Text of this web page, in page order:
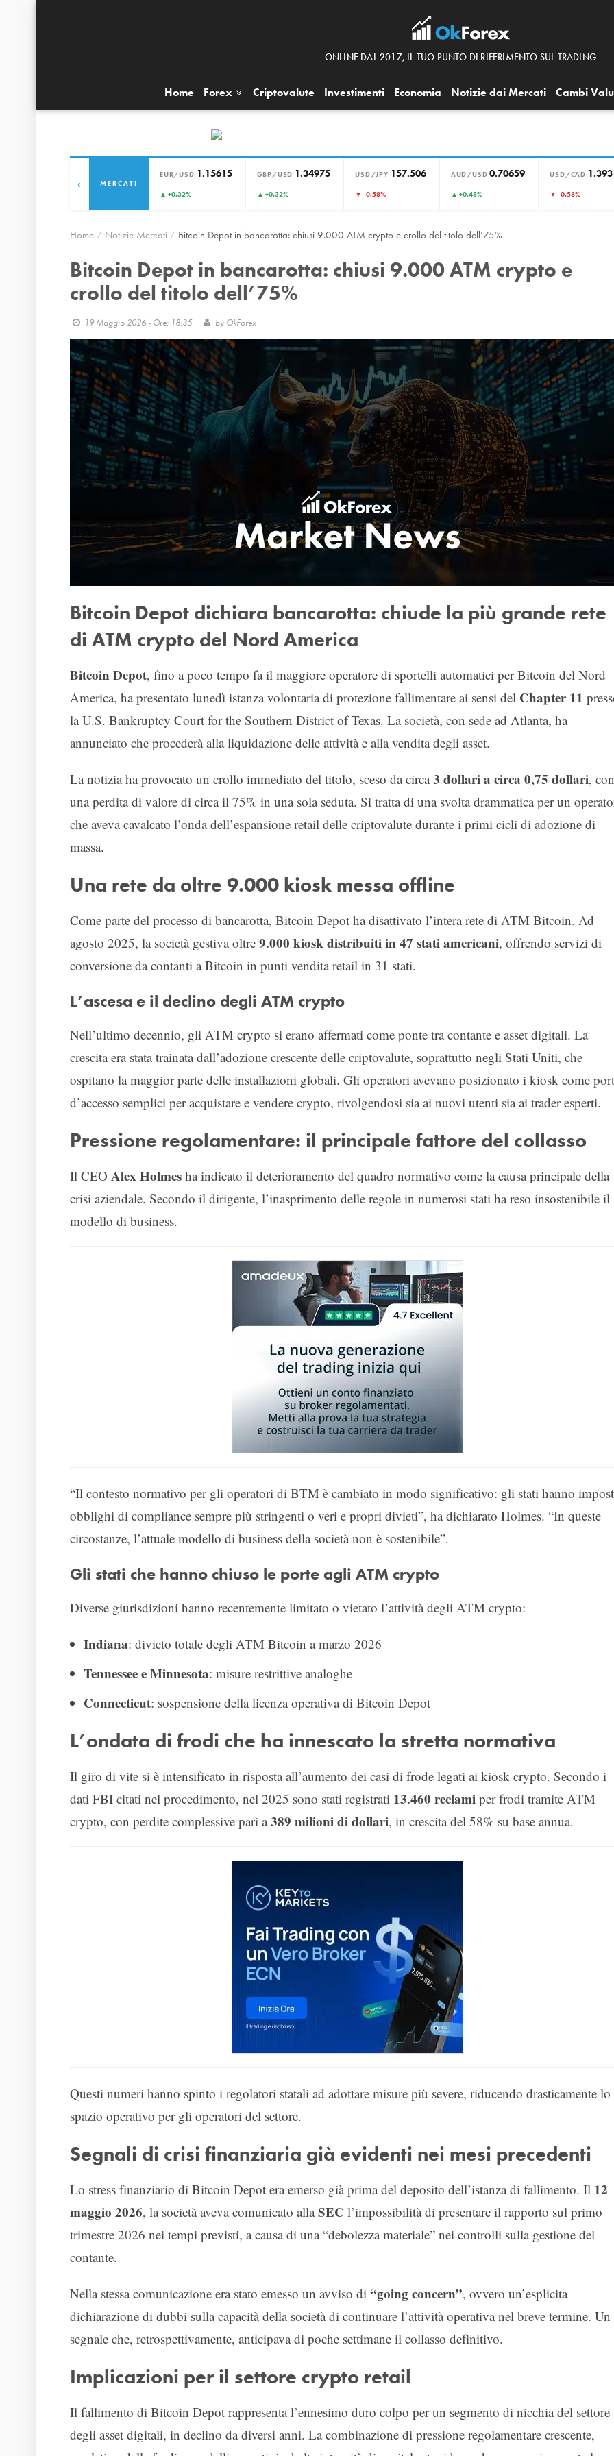
ONLINE DAL 2017, IL TUO PUNTO DI RIFERIMENTO SUL TRADING
Home Forex Criptovalute Investimenti Economia Notizie dai Mercati Cambi
MERCATI
EUR/USD 1.15615
▲ +0.32%
GBP/USD 1.34975
▲ +0.32%
USD/JPY 157.506
▼ -0.58%
AUD/USD 0.70659
▲ +0.48%
USD/CAD
▼ -0.58%
‹
Home Notizie Mercati Bitcoin Depot in bancarotta: chiusi 9.000 ATM crypto e crollo del titolo dell’75%
Bitcoin Depot in bancarotta: chiusi 9.000 ATM crypto e
crollo del titolo dell’75%
19 Maggio 2026 - Ore: 18:35 by OkForex
Bitcoin Depot dichiara bancarotta: chiude la più grande rete
di ATM crypto del Nord America
Bitcoin Depot, fino a poco tempo fa il maggiore operatore di sportelli automatici per Bitcoin del Nord
America, ha presentato lunedì istanza volontaria di protezione fallimentare ai sensi del Chapter 11
la U.S. Bankruptcy Court for the Southern District of Texas. La società, con sede ad Atlanta, ha
annunciato che procederà alla liquidazione delle attività e alla vendita degli asset.
La notizia ha provocato un crollo immediato del titolo, sceso da circa3 dollari a circa 0,75 dollari, con
una perdita di valore di circa il 75% in una sola seduta. Si tratta di una svolta drammatica per un
che aveva cavalcato l’onda dell’espansione retail delle criptovalute durante i primi cicli di adozione di
massa.
Una rete da oltre 9.000 kiosk messa offline
Come parte del processo di bancarotta, Bitcoin Depot ha disattivato l’intera rete di ATM Bitcoin. Ad
agosto 2025, la società gestiva oltre 9.000 kiosk distribuiti in 47 stati americani, offrendo servizi di
conversione da contanti a Bitcoin in punti vendita retail in 31 stati.
L’ascesa e il declino degli ATM crypto
Nell’ultimo decennio, gli ATM crypto si erano affermati come ponte tra contante e asset digitali. La
crescita era stata trainata dall’adozione crescente delle criptovalute, soprattutto negli Stati Uniti, che
ospitano la maggior parte delle installazioni globali. Gli operatori avevano posizionato i kiosk come
d’accesso semplici per acquistare e vendere crypto, rivolgendosi sia ai nuovi utenti sia ai trader esperti.
Pressione regolamentare: il principale fattore del collasso
Il CEO Alex Holmes ha indicato il deterioramento del quadro normativo come la causa principale della
crisi aziendale. Secondo il dirigente, l’inasprimento delle regole in numerosi stati ha reso insostenibile il
modello di business.
“Il contesto normativo per gli operatori di BTM è cambiato in modo significativo: gli stati hanno
obblighi di compliance sempre più stringenti o veri e propri divieti”, ha dichiarato Holmes. “In queste
circostanze, l’attuale modello di business della società non è sostenibile”.
Gli stati che hanno chiuso le porte agli ATM crypto
Diverse giurisdizioni hanno recentemente limitato o vietato l’attività degli ATM crypto:
Indiana: divieto totale degli ATM Bitcoin a marzo 2026
Tennessee e Minnesota: misure restrittive analoghe
Connecticut: sospensione della licenza operativa di Bitcoin Depot
L’ondata di frodi che ha innescato la stretta normativa
Il giro di vite si è intensificato in risposta all’aumento dei casi di frode legati ai kiosk crypto. Secondo i
dati FBI citati nel procedimento, nel 2025 sono stati registrati 13.460 reclami per frodi tramite ATM
crypto, con perdite complessive pari a389 milioni di dollari, in crescita del 58% su base annua.
Questi numeri hanno spinto i regolatori statali ad adottare misure più severe, riducendo drasticamente lo
spazio operativo per gli operatori del settore.
Segnali di crisi finanziaria già evidenti nei mesi precedenti
Lo stress finanziario di Bitcoin Depot era emerso già prima del deposito dell’istanza di fallimento. Il 12
maggio 2026, la società aveva comunicato allaSEC l’impossibilità di presentare il rapporto sul primo
trimestre 2026 nei tempi previsti, a causa di una “debolezza materiale” nei controlli sulla gestione del
contante.
Nella stessa comunicazione era stato emesso un avviso di “going concern”, ovvero un’esplicita
dichiarazione di dubbi sulla capacità della società di continuare l’attività operativa nel breve termine. Un
segnale che, retrospettivamente, anticipava di poche settimane il collasso definitivo.
Implicazioni per il settore crypto retail
Il fallimento di Bitcoin Depot rappresenta l’ennesimo duro colpo per un segmento di nicchia del settore
degli asset digitali, in declino da diversi anni. La combinazione di pressione regolamentare crescente,